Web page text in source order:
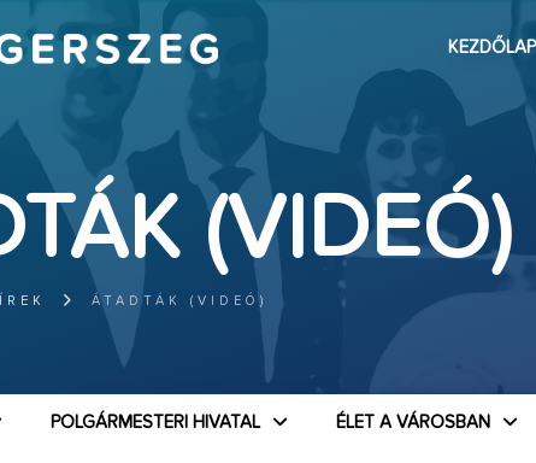
KEZDŐLAP
(VIDEÓ)
ÁTADTÁK (VIDEÓ)
POLGÁRMESTERI HIVATAL ÉLET A VÁROSBAN